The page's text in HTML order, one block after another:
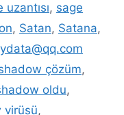
uzantısı, sage
, Satan, Satana,
çözüm,
oldu,
virüsü,